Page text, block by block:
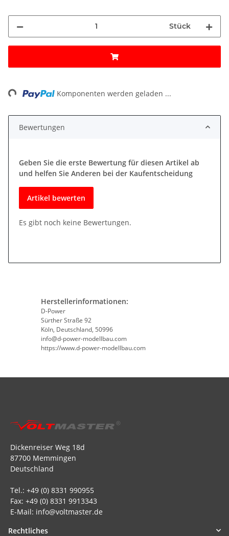
Stück
Komponenten werden geladen ...
Bewertungen
Geben Sie die erste Bewertung für diesen Artikel ab
und helfen Sie Anderen bei der Kaufentscheidung
Artikel bewerten
Es gibt noch keine Bewertungen.
Herstellerinformationen:
D-Power
Sürther Straße 92
Köln, Deutschland, 50996
info@d-power-modellbau.com
https://www.d-power-modellbau.com
Dickenreiser Weg 18d
87700 Memmingen
Deutschland
Tel.: +49 (0) 8331 990955
Fax: +49 (0) 8331 9913343
E-Mail: info@voltmaster.de
Rechtliches